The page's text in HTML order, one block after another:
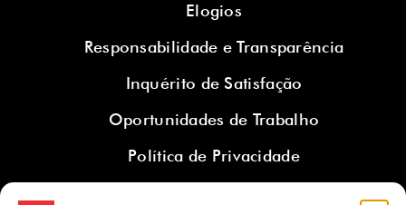
Elogios
Responsabilidade e Transparência
Inquérito de Satisfação
Oportunidades de Trabalho
Política de Privacidade